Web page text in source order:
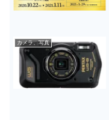
カメラ、写真